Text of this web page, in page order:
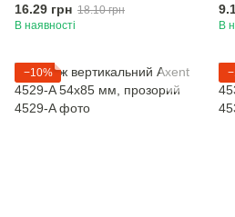
16.29 грн 18.10 грн
В наявності
В
−10%